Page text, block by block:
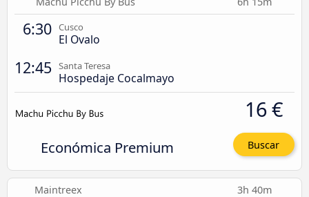
6:30 Cusco
El Ovalo
12:45 Santa Teresa
Hospedaje Cocalmayo
Económica Premium
16 €
Buscar
Maintreex 3h 40m